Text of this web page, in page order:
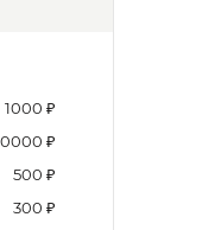
1000 ₽
₽
500 ₽
300 ₽